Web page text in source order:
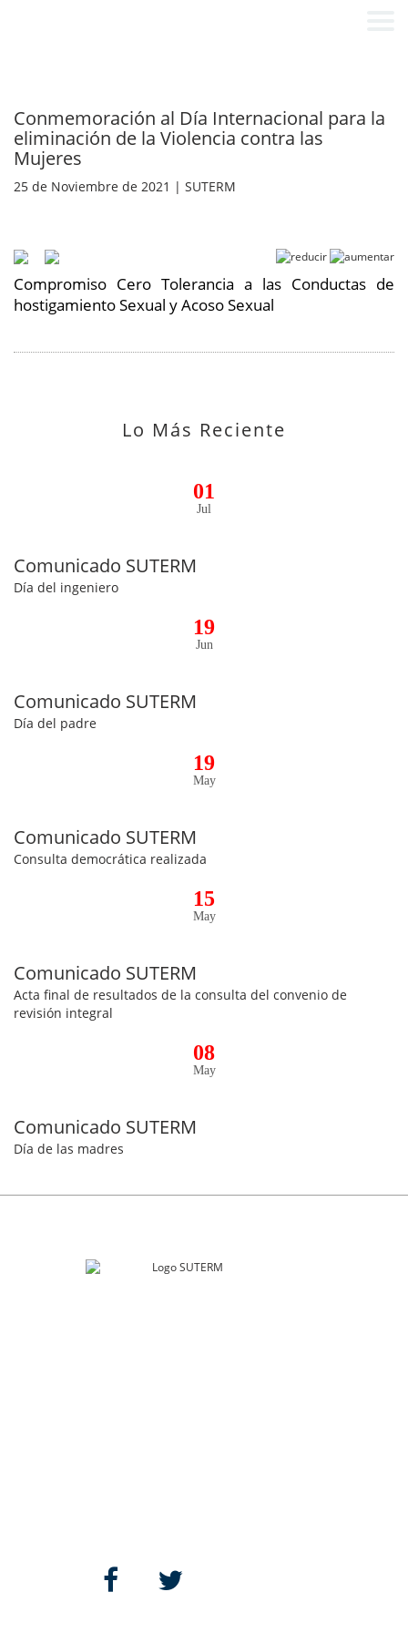
Conmemoración al Día Internacional para la
eliminación de la Violencia contra las
Mujeres
25 de Noviembre de 2021 | SUTERM
Compromiso Cero Tolerancia a las Conductas de
hostigamiento Sexual y Acoso Sexual
Lo Más Reciente
01
Jul
Comunicado SUTERM
Día del ingeniero
19
Jun
Comunicado SUTERM
Día del padre
19
May
Comunicado SUTERM
Consulta democrática realizada
15
May
Comunicado SUTERM
Acta final de resultados de la consulta del convenio de
revisión integral
08
May
Comunicado SUTERM
Día de las madres